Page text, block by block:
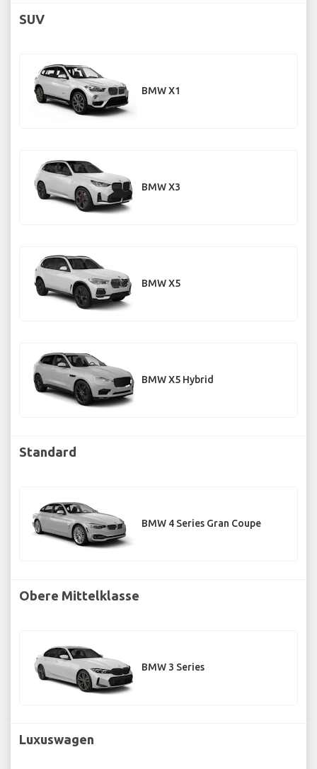
SUV
BMW X1
BMW X3
BMW X5
BMW X5 Hybrid
Standard
BMW 4 Series Gran Coupe
Obere Mittelklasse
BMW 3 Series
Luxuswagen